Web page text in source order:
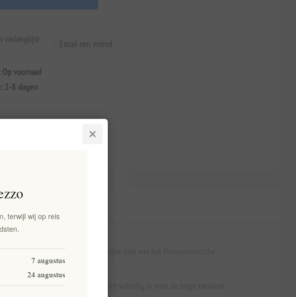
verlanglijst Email een vriend
Op voorraad
2-8 dagen
geteeld in het noordelijke deel van het Peloponnesische
voor onze omgeving en zetten zich volledig in voor de hoge kwaliteit
terwijl wij op reis
7 augustus
24 augustus